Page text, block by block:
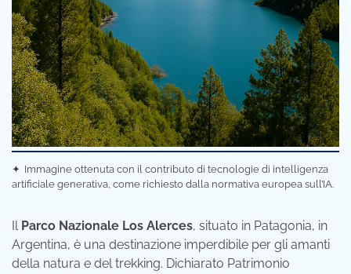
✦ Immagine ottenuta con il contributo di tecnologie di intelligenza
artificiale generativa, come richiesto dalla normativa europea sull’IA.
Il Parco Nazionale Los Alerces, situato in Patagonia, in
Argentina, è una destinazione imperdibile per gli amanti
della natura e del trekking. Dichiarato Patrimonio